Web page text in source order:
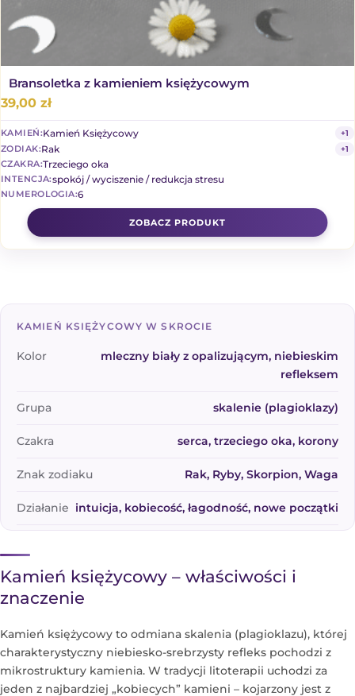
Bransoletka z kamieniem księżycowym
39,00 zł
KAMIEŃ:Kamień Księżycowy
+1
ZODIAK:Rak
+1
CZAKRA:Trzeciego oka
INTENCJA:spokój / wyciszenie / redukcja stresu
NUMEROLOGIA:6
KAMIEŃ KSIĘŻYCOWY W SKROCIE
Kolor
mleczny biały z opalizującym, niebieskim
refleksem
Grupa skalenie (plagioklazy)
Czakra serca, trzeciego oka, korony
Znak zodiaku Rak, Ryby, Skorpion, Waga
Działanie intuicja, kobiecość, łagodność, nowe początki
Kamień księżycowy – właściwości i
znaczenie
Kamień księżycowy to odmiana skalenia (plagioklazu), której
charakterystyczny niebiesko-srebrzysty refleks pochodzi z
mikrostruktury kamienia. W tradycji litoterapii uchodzi za
jeden z najbardziej „kobiecych” kamieni – kojarzony jest z